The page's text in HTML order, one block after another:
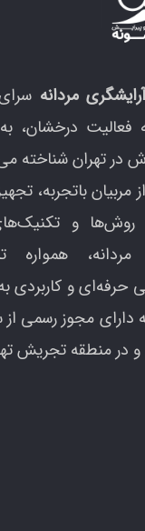
مردانه
فعالیت درخشان،
در تهران شناخته
مربیان باتجربه،
روش‌ها و
مردانه،
حرفه‌ای و کاربردی
دارای مجوز رسمی
و در منطقه تجریش